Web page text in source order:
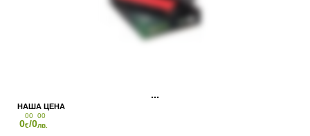
0
00
€/0
00
лв.